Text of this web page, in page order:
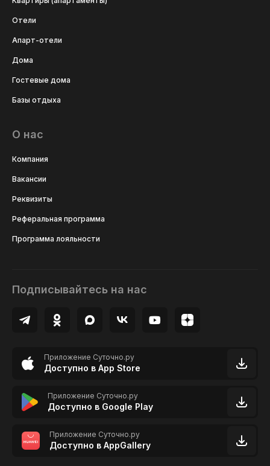
Отели
Апарт-отели
Дома
Гостевые дома
Базы отдыха
О нас
Компания
Вакансии
Реквизиты
Реферальная программа
Программа лояльности
Подписывайтесь на нас
Приложение Суточно.ру
Доступно в App Store
Приложение Суточно.ру
Доступно в Google Play
Приложение Суточно.ру
Доступно в AppGallery